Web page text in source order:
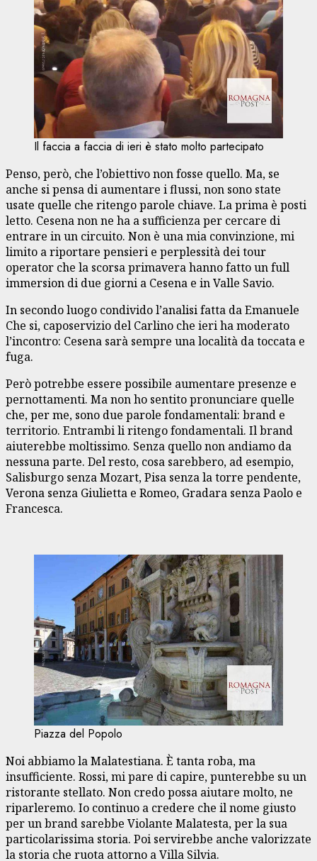
Il faccia a faccia di ieri è stato molto partecipato
Penso, però, che l’obiettivo non fosse quello. Ma, se
anche si pensa di aumentare i flussi, non sono state
usate quelle che ritengo parole chiave. La prima è posti
letto. Cesena non ne ha a sufficienza per cercare di
entrare in un circuito. Non è una mia convinzione, mi
limito a riportare pensieri e perplessità dei tour
operator che la scorsa primavera hanno fatto un full
immersion di due giorni a Cesena e in Valle Savio.
In secondo luogo condivido l’analisi fatta da Emanuele
Che si, caposervizio del Carlino che ieri ha moderato
l’incontro: Cesena sarà sempre una località da toccata e
fuga.
Però potrebbe essere possibile aumentare presenze e
pernottamenti. Ma non ho sentito pronunciare quelle
che, per me, sono due parole fondamentali: brand e
territorio. Entrambi li ritengo fondamentali. Il brand
aiuterebbe moltissimo. Senza quello non andiamo da
nessuna parte. Del resto, cosa sarebbero, ad esempio,
Salisburgo senza Mozart, Pisa senza la torre pendente,
Verona senza Giulietta e Romeo, Gradara senza Paolo e
Francesca.
Piazza del Popolo
Noi abbiamo la Malatestiana. È tanta roba, ma
insufficiente. Rossi, mi pare di capire, punterebbe su un
ristorante stellato. Non credo possa aiutare molto, ne
riparleremo. Io continuo a credere che il nome giusto
per un brand sarebbe Violante Malatesta, per la sua
particolarissima storia. Poi servirebbe anche valorizzate
la storia che ruota attorno a Villa Silvia.